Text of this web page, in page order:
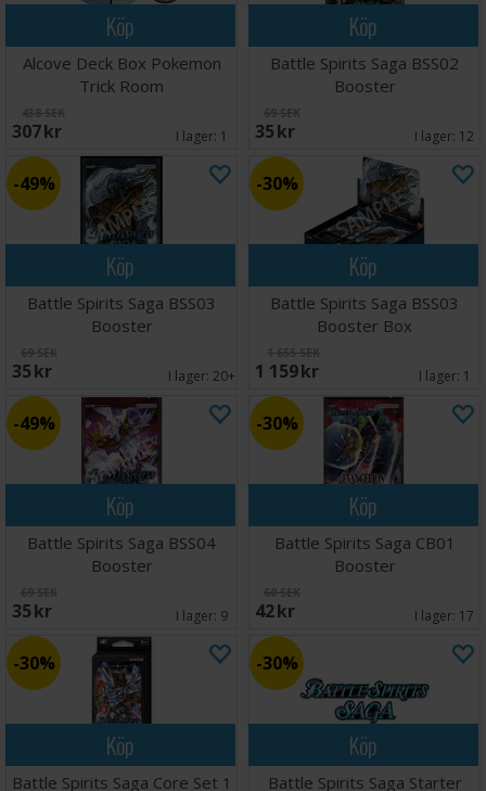
Köp
Alcove Deck Box Pokemon
Trick Room
438 SEK
307 SEK I lager: 1
Köp
Battle Spirits Saga BSS02
Booster
69 SEK
35 SEK I lager: 12
Köp
49%
Battle Spirits Saga BSS03
Booster
69 SEK
35 SEK I lager: 20+
Köp
30%
Battle Spirits Saga BSS03
Booster Box
1 655 SEK
1 159 SEK I lager: 1
Köp
49%
Battle Spirits Saga BSS04
Booster
69 SEK
35 SEK I lager: 9
Köp
30%
Battle Spirits Saga CB01
Booster
60 SEK
42 SEK I lager: 17
Köp
30%
Battle Spirits Saga Core Set 1
Köp
30%
Battle Spirits Saga Starter